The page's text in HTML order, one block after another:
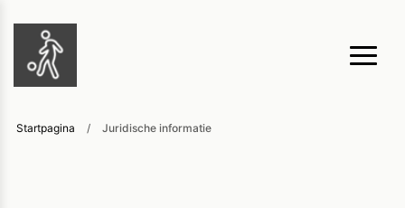
Startpagina / Juridische informatie